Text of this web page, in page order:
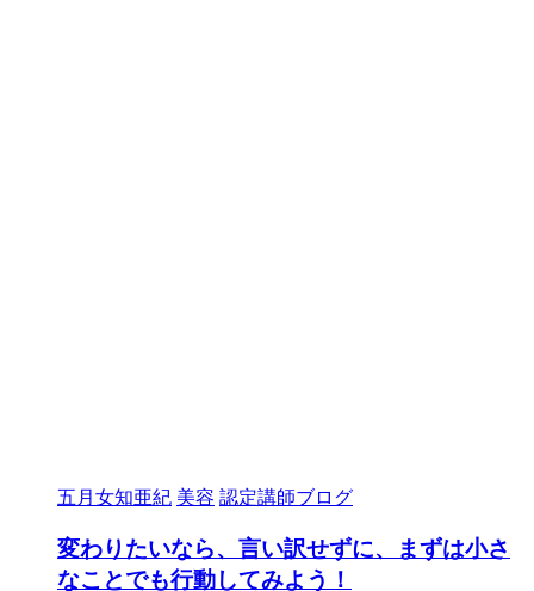
五月女知亜紀 美容 認定講師ブログ
変わりたいなら、言い訳せずに、まずは小さ
なことでも行動してみよう！